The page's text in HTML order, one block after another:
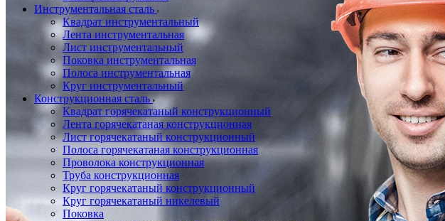
Инструментальная сталь
Квадрат инструментальный
Лента инструментальная
Лист инструментальный
Поковка инструментальная
Полоса инструментальная
Круг инструментальный
Конструкционная сталь
Квадрат горячекатаный конструкционный
Лента горячекатаная конструкционная
Лист горячекатаный конструкционный
Полоса горячекатаная конструкционная
Проволока конструкционная
Труба конструкционная
Круг горячекатаный конструкционный
Круг горячекатаный никелевый
Поковка